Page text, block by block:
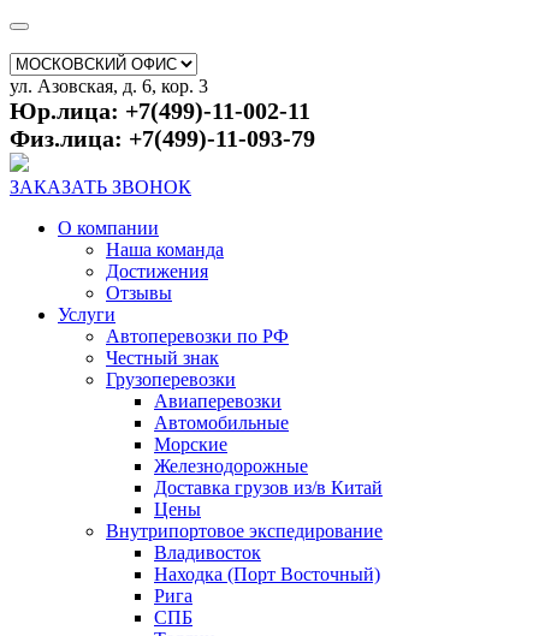
ул. Азовская, д. 6, кор. 3
Юр.лица: +7(499)-11-002-11
Физ.лица: +7(499)-11-093-79
ЗАКАЗАТЬ ЗВОНОК
О компании
Наша команда
Достижения
Отзывы
Услуги
Автоперевозки по РФ
Честный знак
Грузоперевозки
Авиаперевозки
Автомобильные
Морские
Железнодорожные
Доставка грузов из/в Китай
Цены
Внутрипортовое экспедирование
Владивосток
Находка (Порт Восточный)
Рига
СПБ